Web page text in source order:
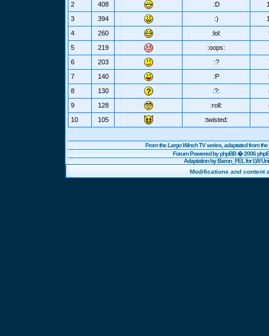
2
408 :D
3
394 :)
4
260 :lol:
5
219 :oops:
6
203 :?
7
140 :P
8
130 :?:
9
128 :roll:
10
105 :twisted:
From theLargo WinchTV series, adaptated from
Forum Powered byphpBB� 2006
Adaptation by Baron_FEL for LW
Modifications and content